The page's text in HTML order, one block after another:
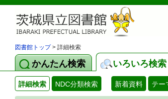
図書館トップ> 詳細検索
かんたん検索 いろいろ検索
詳細検索 NDC分類検索 新着資料 テー